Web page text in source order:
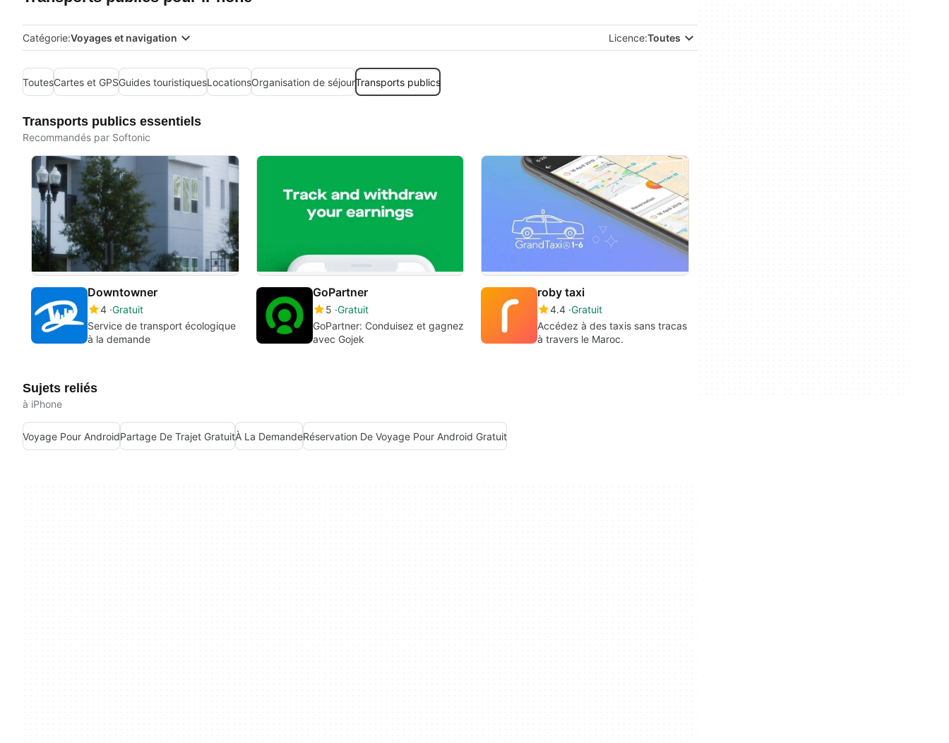
Catégorie:Voyages et navigation Licence:Toutes
ToutesCartes et GPSGuides touristiquesLocationsOrganisation de séjourTransports publics
Transports publics essentiels
Recommandés par Softonic
Downtowner
4 Gratuit
Service de transport écologique
à la demande
GoPartner
5 Gratuit
GoPartner: Conduisez et gagnez
avec Gojek
roby taxi
4.4 Gratuit
Accédez à des taxis sans tracas
à travers le Maroc.
Sujets reliés
à iPhone
Voyage Pour AndroidPartage De Trajet GratuitÀ La DemandeRéservation De Voyage Pour Android Gratuit